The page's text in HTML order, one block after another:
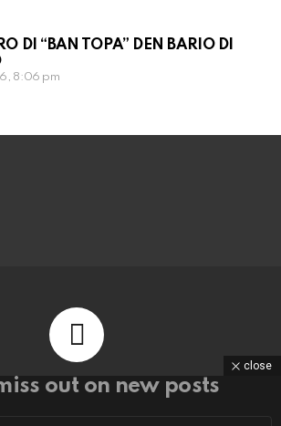
DI “BAN TOPA” DEN BARIO DI
8:06 pm
out on new posts
close